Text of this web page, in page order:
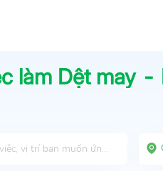
làm Dệt may -